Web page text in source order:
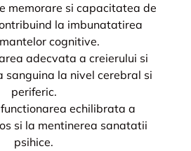
memorare si capacitatea de
la imbunatatirea
cognitive.
adecvata a creierului si
sanguina la nivel cerebral si
periferic.
echilibrata a
si la mentinerea sanatatii
psihice.